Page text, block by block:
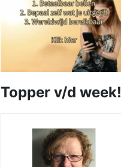
Topper v/d week!